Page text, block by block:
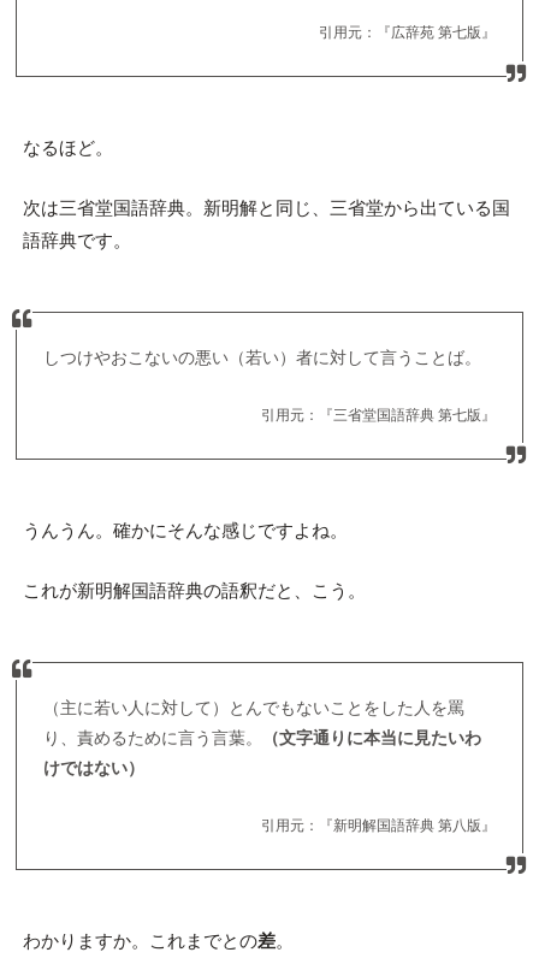
引用元：『広辞苑 第七版』
なるほど。
次は三省堂国語辞典。新明解と同じ、三省堂から出ている国
語辞典です。
しつけやおこないの悪い（若い）者に対して言うことば。
引用元：『三省堂国語辞典 第七版』
うんうん。確かにそんな感じですよね。
これが新明解国語辞典の語釈だと、こう。
（主に若い人に対して）とんでもないことをした人を罵
り、責めるために言う言葉。
（文字通りに本当に見たいわ
けではない）
引用元：『新明解国語辞典 第八版』
わかりますか。これまでとの差。